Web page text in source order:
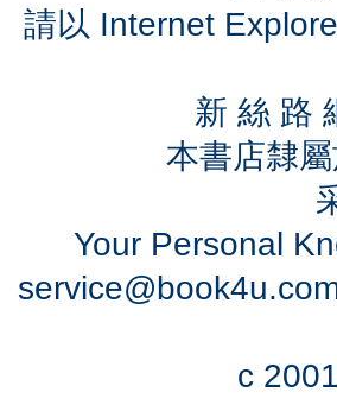
請以 Internet
新 絲 路
本書店隸
Your Personal
c